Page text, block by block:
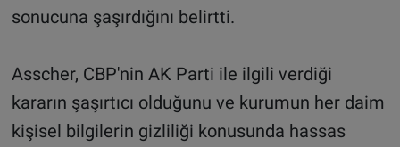
sonucuna şaşırdığını belirtti.
Asscher, CBP'nin AK Parti ile ilgili verdiği
kararın şaşırtıcı olduğunu ve kurumun her daim
kişisel bilgilerin gizliliği konusunda hassas